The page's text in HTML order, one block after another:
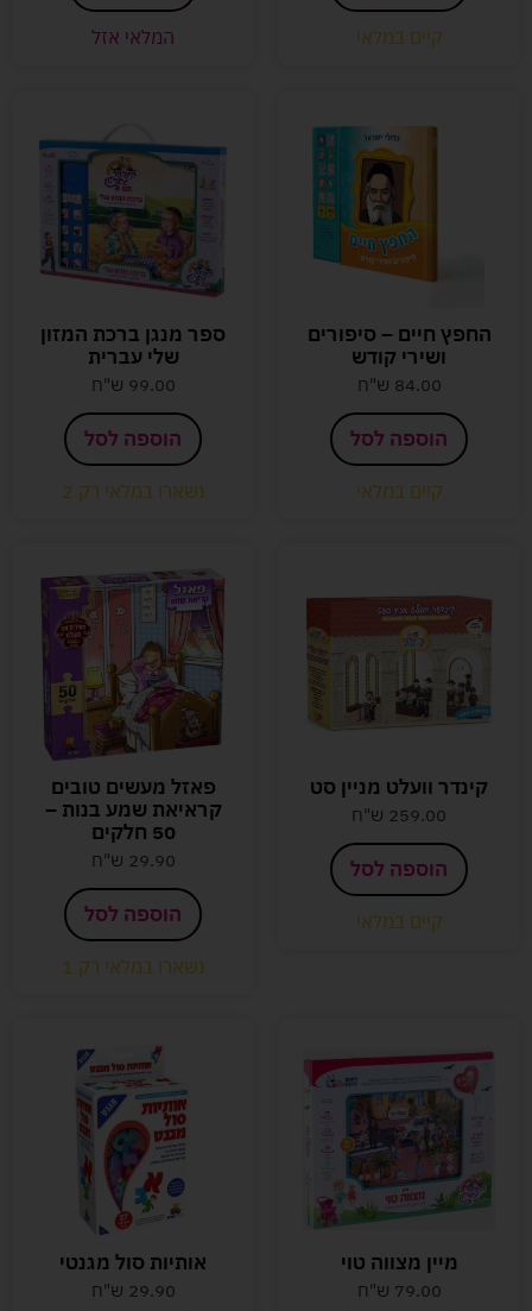
קיים במלאי המלאי אזל
החפץ חיים – סיפורים
ושירי קודש
84.00 ש"ח
הוספה לסל
קיים במלאי
ספר מנגן ברכת המזון
שלי עברית
99.00 ש"ח
הוספה לסל
נשארו במלאי רק 2
קינדר וועלט מניין סט
259.00 ש"ח
הוספה לסל
קיים במלאי
פאזל מעשים טובים
קראיאת שמע בנות –
50 חלקים
29.90 ש"ח
הוספה לסל
נשארו במלאי רק 1
מיין מצווה טוי
79.00 ש"ח
אותיות סול מגנטי
29.90 ש"ח